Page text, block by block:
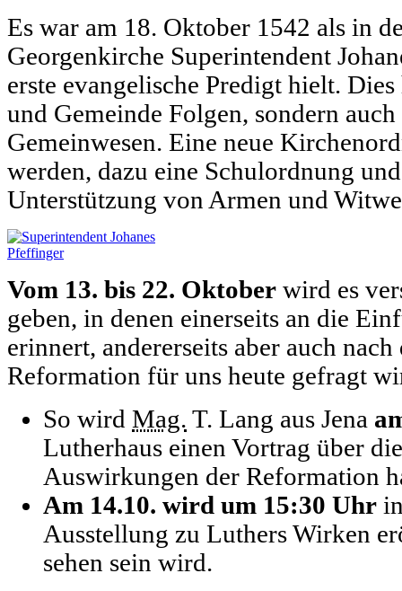
Es war am 18. Oktober 1542 als in
Georgenkirche Superintendent
erste evangelische Predigt hielt.
und Gemeinde Folgen, sondern
Gemeinwesen. Eine neue
werden, dazu eine Schulordnung
Unterstützung von Armen und
Vom 13. bis 22. Oktober wird es
geben, in denen einerseits an die
erinnert, andererseits aber auch
Reformation für uns heute gefragt
So wird Mag. T. Lang aus Jena
Lutherhaus einen Vortrag über
Auswirkungen der Reformation
Am 14.10. wird um 15:30 Uhr
Ausstellung zu Luthers Wirken
sehen sein wird.